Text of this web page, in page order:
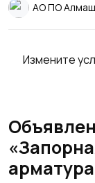
АО ПО Алмаш
Измените